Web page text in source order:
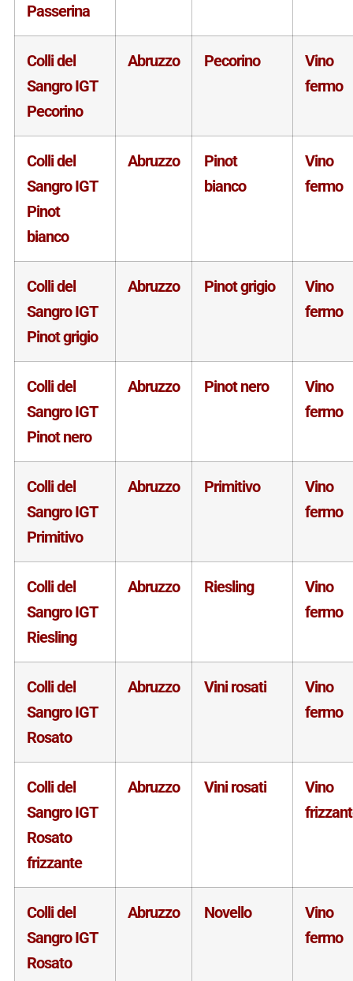
Passerina
Colli del
Sangro IGT
Pecorino
Abruzzo Pecorino
Vino
fermo
Colli del
Sangro IGT
Pinot
bianco
Abruzzo
Pinot
bianco
Vino
fermo
Colli del
Sangro IGT
Pinot grigio
Abruzzo Pinot grigio
Vino
fermo
Colli del
Sangro IGT
Pinot nero
Abruzzo Pinot nero
Vino
fermo
Colli del
Sangro IGT
Primitivo
Abruzzo Primitivo
Vino
fermo
Colli del
Sangro IGT
Riesling
Abruzzo Riesling
Vino
fermo
Colli del
Sangro IGT
Rosato
Abruzzo Vini rosati
Vino
fermo
Colli del
Sangro IGT
Rosato
frizzante
Abruzzo Vini rosati
Vino
Colli del
Sangro IGT
Rosato
Abruzzo Novello
Vino
fermo